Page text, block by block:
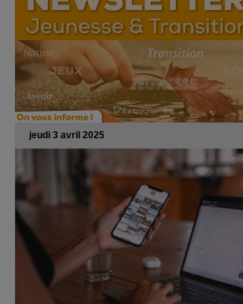
jeudi 3 avril 2025